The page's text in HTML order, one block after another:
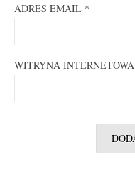
ADRES EMAIL *
WITRYNA INTERNETOWA